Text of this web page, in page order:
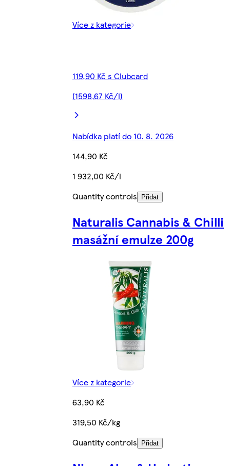
Více z kategorie
119,90 Kč s Clubcard
(1598,67 Kč/l)
Nabídka platí do 10. 8. 2026
144,90 Kč
1 932,00 Kč/l
Quantity controls
Přidat
Naturalis Cannabis & Chilli
masážní emulze 200g
Více z kategorie
63,90 Kč
319,50 Kč/kg
Quantity controls
Přidat